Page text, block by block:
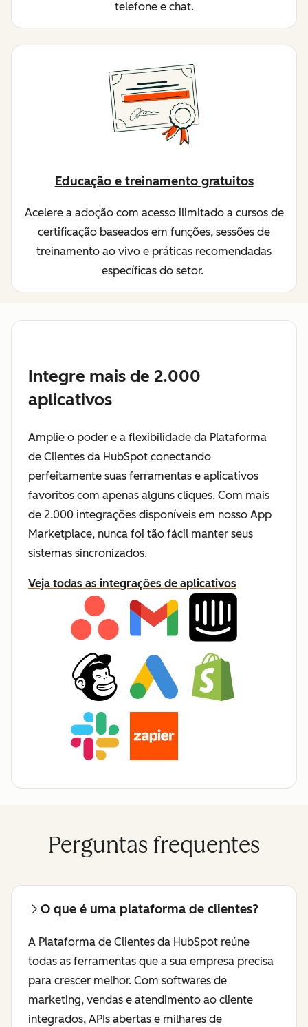
telefone e chat.
Educação e treinamento gratuitos
Acelere a adoção com acesso ilimitado a cursos de
certificação baseados em funções, sessões de
treinamento ao vivo e práticas recomendadas
específicas do setor.
Integre mais de 2.000
aplicativos
Amplie o poder e a flexibilidade da Plataforma
de Clientes da HubSpot conectando
perfeitamente suas ferramentas e aplicativos
favoritos com apenas alguns cliques. Com mais
de 2.000 integrações disponíveis em nosso App
Marketplace, nunca foi tão fácil manter seus
sistemas sincronizados.
Veja todas as integrações de aplicativos
Perguntas frequentes
O que é uma plataforma de clientes?
A Plataforma de Clientes da HubSpot reúne
todas as ferramentas que a sua empresa precisa
para crescer melhor. Com softwares de
marketing, vendas e atendimento ao cliente
integrados, APIs abertas e milhares de